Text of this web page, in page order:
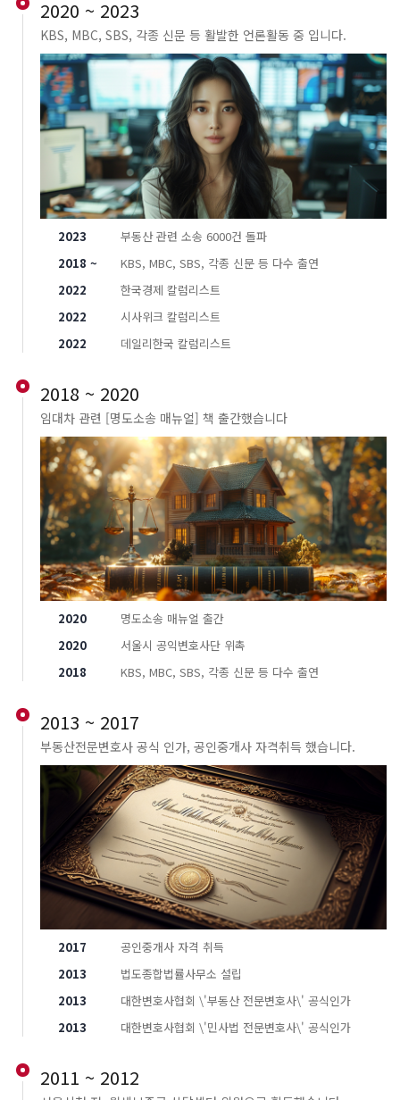
2020 ~ 2023
KBS, MBC, SBS, 각종 신문 등 활발한 언론활동 중 입니다.
2023
부동산 관련 소송 6000건 돌파
2018 ~
KBS, MBC, SBS, 각종 신문 등 다수 출연
2022
한국경제 칼럼리스트
2022
시사위크 칼럼리스트
2022
데일리한국 칼럼리스트
2018 ~ 2020
임대차 관련 [명도소송 매뉴얼] 책 출간했습니다
2020
명도소송 매뉴얼 출간
2020
서울시 공익변호사단 위촉
2018
KBS, MBC, SBS, 각종 신문 등 다수 출연
2013 ~ 2017
부동산전문변호사 공식 인가, 공인중개사 자격취득 했습니다.
2017
공인중개사 자격 취득
2013
법도종합법률사무소 설립
2013
대한변호사협회 \'부동산 전문변호사\' 공식인가
2013
대한변호사협회 \'민사법 전문변호사\' 공식인가
2011 ~ 2012